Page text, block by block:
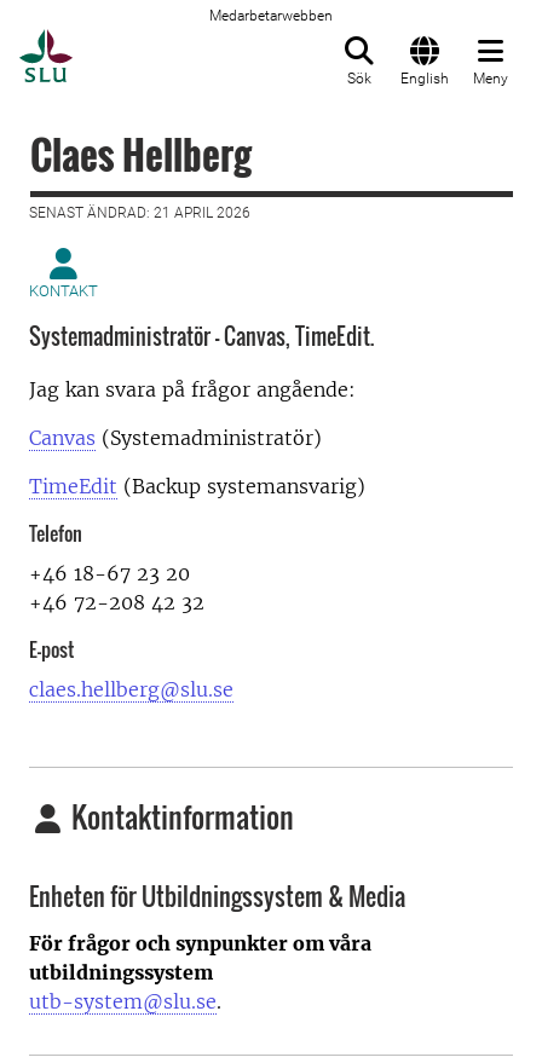
Medarbetarwebben
Sök English Meny
Claes Hellberg
SENAST ÄNDRAD: 21 APRIL 2026
KONTAKT
Systemadministratör - Canvas, TimeEdit.
Jag kan svara på frågor angående:
Canvas (Systemadministratör)
TimeEdit (Backup systemansvarig)
Telefon
+46 18-67 23 20
+46 72-208 42 32
E-post
claes.hellberg@slu.se
Kontaktinformation
Enheten för Utbildningssystem & Media
För frågor och synpunkter om våra
utbildningssystem
utb-system@slu.se.